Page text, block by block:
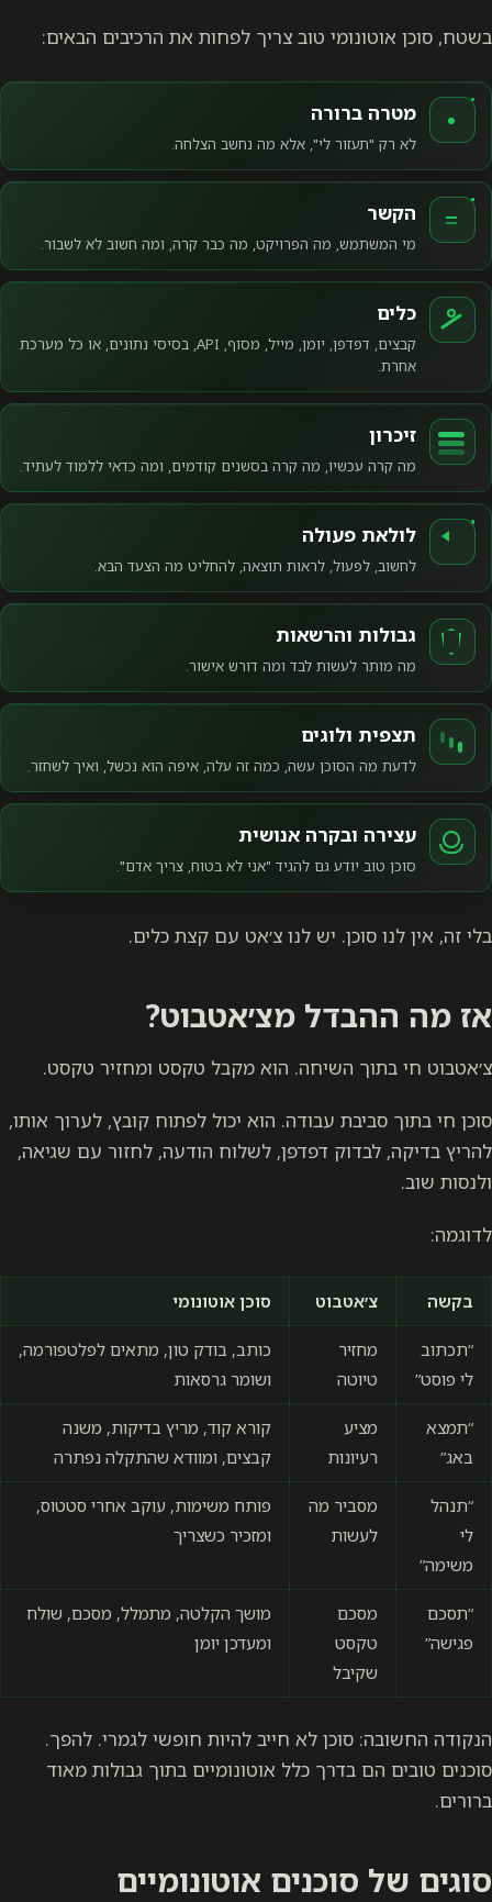
בשטח, סוכן אוטונומי טוב צריך לפחות את הרכיבים הבאים:
מטרה ברורה
לא רק "תעזור לי", אלא מה נחשב הצלחה.
הקשר
מי המשתמש, מה הפרויקט, מה כבר קרה, ומה חשוב לא לשבור.
כלים
קבצים, דפדפן, יומן, מייל, מסוף, API, בסיסי נתונים, או כל מערכת
אחרת.
זיכרון
מה קרה עכשיו, מה קרה בסשנים קודמים, ומה כדאי ללמוד לעתיד.
לולאת פעולה
לחשוב, לפעול, לראות תוצאה, להחליט מה הצעד הבא.
גבולות והרשאות
מה מותר לעשות לבד ומה דורש אישור.
תצפית ולוגים
לדעת מה הסוכן עשה, כמה זה עלה, איפה הוא נכשל, ואיך לשחזר.
עצירה ובקרה אנושית
סוכן טוב יודע גם להגיד "אני לא בטוח, צריך אדם".
בלי זה, אין לנו סוכן. יש לנו צ׳אט עם קצת כלים.
אז מה ההבדל מצ׳אטבוט?
צ׳אטבוט חי בתוך השיחה. הוא מקבל טקסט ומחזיר טקסט.
סוכן חי בתוך סביבת עבודה. הוא יכול לפתוח קובץ, לערוך אותו,
להריץ בדיקה, לבדוק דפדפן, לשלוח הודעה, לחזור עם שגיאה,
ולנסות שוב.
לדוגמה:
בקשה צ׳אטבוט סוכן אוטונומי
“תכתוב
לי פוסט”
מחזיר
טיוטה
כותב, בודק טון, מתאים לפלטפורמה,
ושומר גרסאות
“תמצא
באג”
מציע
רעיונות
קורא קוד, מריץ בדיקות, משנה
קבצים, ומוודא שהתקלה נפתרה
“תנהל
לי
משימה”
מסביר מה
לעשות
פותח משימות, עוקב אחרי סטטוס,
ומזכיר כשצריך
“תסכם
פגישה”
מסכם
טקסט
שקיבל
מושך הקלטה, מתמלל, מסכם, שולח
ומעדכן יומן
הנקודה החשובה: סוכן לא חייב להיות חופשי לגמרי. להפך.
סוכנים טובים הם בדרך כלל אוטונומיים בתוך גבולות מאוד
ברורים.
סוגים של סוכנים אוטונומיים